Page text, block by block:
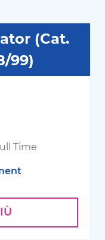
(Cat.
99)
Time